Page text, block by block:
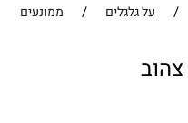
/ על גלגלים / ממונעים